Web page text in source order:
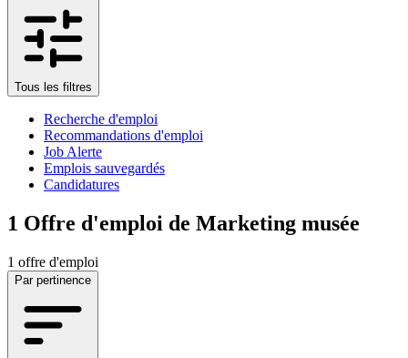
Tous les filtres
Recherche d'emploi
Recommandations d'emploi
Job Alerte
Emplois sauvegardés
Candidatures
1 Offre d'emploi de Marketing musée
1 offre d'emploi
Par pertinence